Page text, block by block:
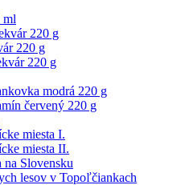
ml
220 g
220 g
220 g
modrá 220 g
červený 220 g
miesta I.
miesta II.
Slovensku
lesov v Topoľčiankach